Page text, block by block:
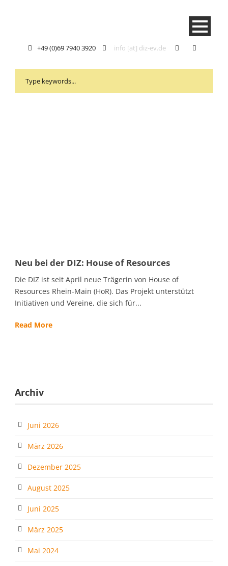
+49 (0)69 7940 3920 info [at] diz-ev.de
Neu bei der DIZ: House of Resources
Die DIZ ist seit April neue Trägerin von House of
Resources Rhein-Main (HoR). Das Projekt unterstützt
Initiativen und Vereine, die sich für...
Read More
Archiv
Juni 2026
März 2026
Dezember 2025
August 2025
Juni 2025
März 2025
Mai 2024